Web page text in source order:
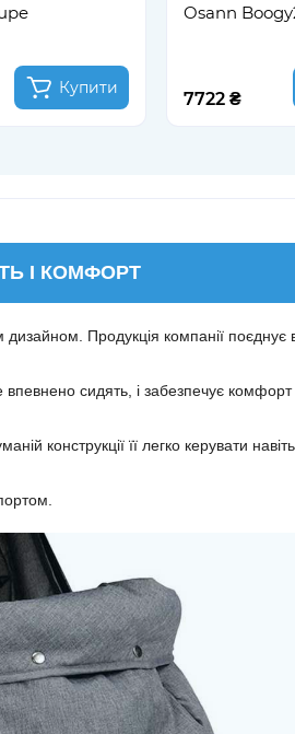
Купити
Osann
7722 ₴
І КОМФОРТ
дизайном. Продукція компанії поєднує
сидять, і забезпечує комфорт
конструкції її легко керувати